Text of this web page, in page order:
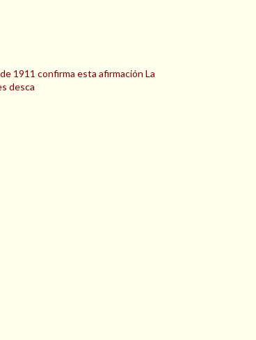
1911 confirma esta afirmación La
desca